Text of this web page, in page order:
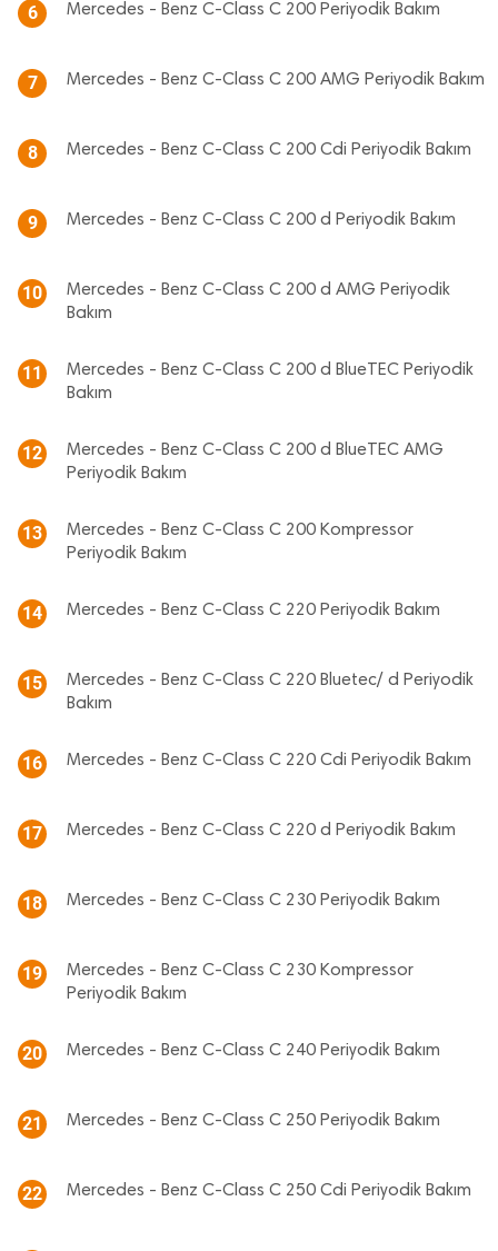
6 Mercedes - Benz C-Class C 200 Periyodik Bakım
7 Mercedes - Benz C-Class C 200 AMG Periyodik Bakım
8 Mercedes - Benz C-Class C 200 Cdi Periyodik Bakım
9 Mercedes - Benz C-Class C 200 d Periyodik Bakım
10
Mercedes - Benz C-Class C 200 d AMG Periyodik
Bakım
11
Mercedes - Benz C-Class C 200 d BlueTEC Periyodik
Bakım
12
Mercedes - Benz C-Class C 200 d BlueTEC AMG
Periyodik Bakım
13
Mercedes - Benz C-Class C 200 Kompressor
Periyodik Bakım
14 Mercedes - Benz C-Class C 220 Periyodik Bakım
15
Mercedes - Benz C-Class C 220 Bluetec/ d Periyodik
Bakım
16 Mercedes - Benz C-Class C 220 Cdi Periyodik Bakım
17 Mercedes - Benz C-Class C 220 d Periyodik Bakım
18 Mercedes - Benz C-Class C 230 Periyodik Bakım
19
Mercedes - Benz C-Class C 230 Kompressor
Periyodik Bakım
20 Mercedes - Benz C-Class C 240 Periyodik Bakım
21 Mercedes - Benz C-Class C 250 Periyodik Bakım
22 Mercedes - Benz C-Class C 250 Cdi Periyodik Bakım